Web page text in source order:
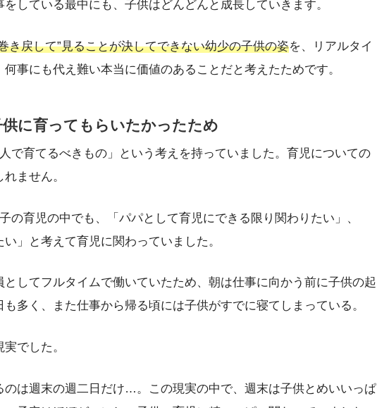
している最中にも、子供はどんどんと成長していきます。
き戻して”見ることが決してできない幼少の子供の姿を、リアルタイ
事にも代え難い本当に価値のあることだと考えたためです。
に育ってもらいたかったため
で育てるべきもの」という考えを持っていました。育児についての
ません。
の育児の中でも、「パパとして育児にできる限り関わりたい」、
い」と考えて育児に関わっていました。
してフルタイムで働いていたため、朝は仕事に向かう前に子供の起
多く、また仕事から帰る頃には子供がすでに寝てしまっている。
でした。
のは週末の週二日だけ…。この現実の中で、週末は子供とめいいっぱ